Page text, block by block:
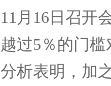
11 月 16 日召开
越过5％的门槛
分析表明，加